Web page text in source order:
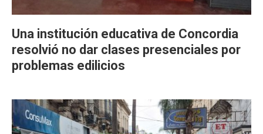
Una institución educativa de Concordia
resolvió no dar clases presenciales por
problemas edilicios